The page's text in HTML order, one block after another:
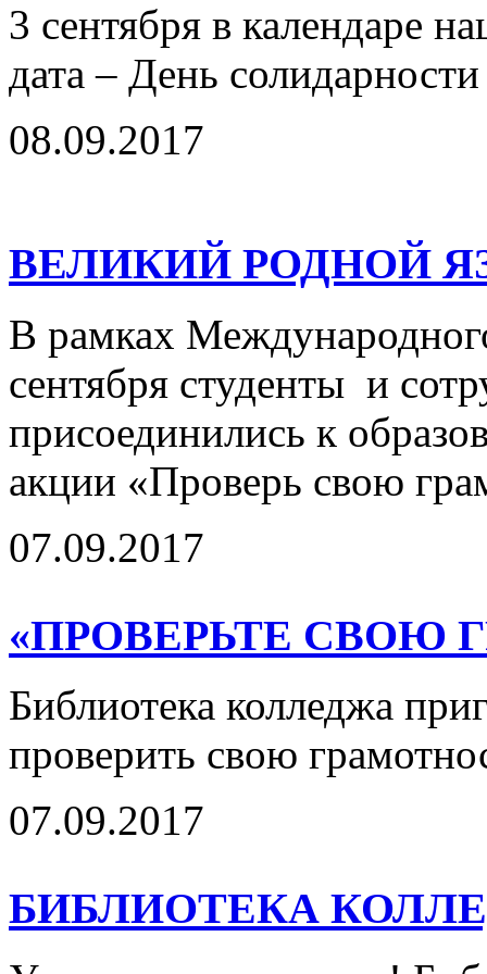
3 сентября в календаре
дата – День
08.09.2017
ВЕЛИКИЙ РОДНОЙ
В рамках
сентября студенты и
присоединились к
акции «Проверь свою
07.09.2017
«ПРОВЕРЬТЕ СВОЮ
Библиотека колледжа
проверить свою
07.09.2017
БИБЛИОТЕКА